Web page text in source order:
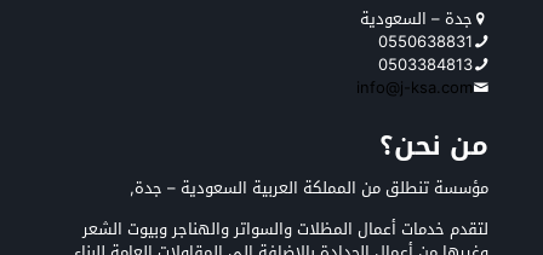
جدة – السعودية
0550638831
0503384813
info@j-ksa.com
من نحن؟
مؤسسة تنطلق من المملكة العربية السعودية – جدة,
لتقدم خدمات أعمال المظلات والسواتر والهناجر وبيوت الشعر